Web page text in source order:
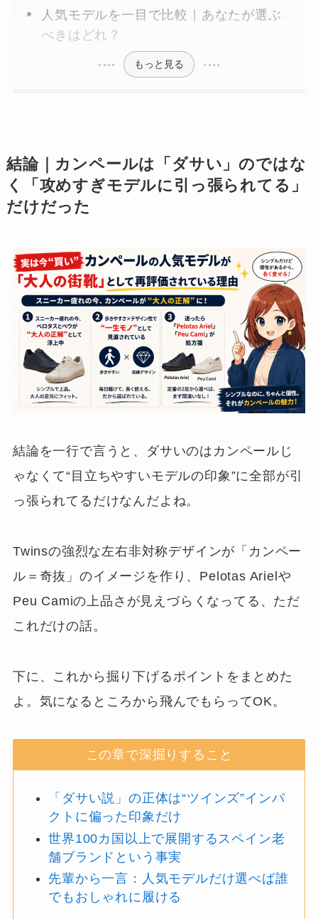
人気モデルを一目で比較｜あなたが選ぶ
べきはどれ？
もっと見る
結論｜カンペールは「ダサい」のではな
く「攻めすぎモデルに引っ張られてる」
だけだった
結論を一行で言うと、ダサいのはカンペールじ
ゃなくて“目立ちやすいモデルの印象”に全部が引
っ張られてるだけなんだよね。
Twinsの強烈な左右非対称デザインが「カンペー
ル＝奇抜」のイメージを作り、Pelotas Arielや
Peu Camiの上品さが見えづらくなってる、ただ
これだけの話。
下に、これから掘り下げるポイントをまとめた
よ。気になるところから飛んでもらってOK。
この章で深掘りすること
「ダサい説」の正体は“ツインズ”インパ
クトに偏った印象だけ
世界100カ国以上で展開するスペイン老
舗ブランドという事実
先輩から一言：人気モデルだけ選べば誰
でもおしゃれに履ける